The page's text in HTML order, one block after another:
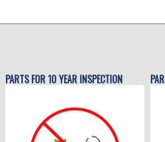
PARTS FOR 10 YEAR INSPECTION